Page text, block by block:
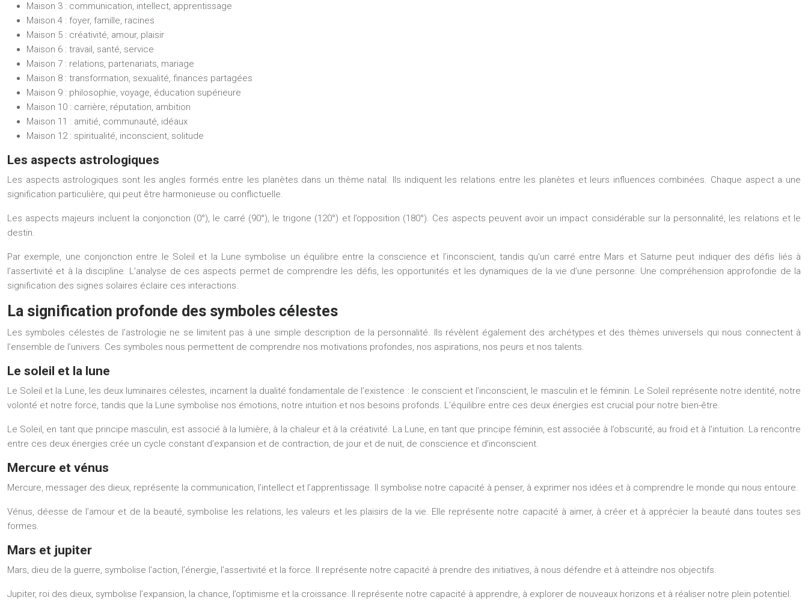
Maison 3 : communication, intellect, apprentissage
Maison 4 : foyer, famille, racines
Maison 5 : créativité, amour, plaisir
Maison 6 : travail, santé, service
Maison 7 : relations, partenariats, mariage
Maison 8 : transformation, sexualité, finances partagées
Maison 9 : philosophie, voyage, éducation supérieure
Maison 10 : carrière, réputation, ambition
Maison 11 : amitié, communauté, idéaux
Maison 12 : spiritualité, inconscient, solitude
Les aspects astrologiques
Les aspects astrologiques sont les angles formés entre les planètes dans un thème natal. Ils indiquent les relations entre les planètes et leurs influences combinées. Chaque aspect a une
signification particulière, qui peut être harmonieuse ou conflictuelle.
Les aspects majeurs incluent la conjonction (0°), le carré (90°), le trigone (120°) et l’opposition (180°). Ces aspects peuvent avoir un impact considérable sur la personnalité, les relations et le
destin.
Par exemple, une conjonction entre le Soleil et la Lune symbolise un équilibre entre la conscience et l’inconscient, tandis qu’un carré entre Mars et Saturne peut indiquer des défis liés à
l’assertivité et à la discipline. L’analyse de ces aspects permet de comprendre les défis, les opportunités et les dynamiques de la vie d’une personne. Une compréhension approfondie de la
signification des signes solaires éclaire ces interactions.
La signification profonde des symboles célestes
Les symboles célestes de l’astrologie ne se limitent pas à une simple description de la personnalité. Ils révèlent également des archétypes et des thèmes universels qui nous connectent à
l’ensemble de l’univers. Ces symboles nous permettent de comprendre nos motivations profondes, nos aspirations, nos peurs et nos talents.
Le soleil et la lune
Le Soleil et la Lune, les deux luminaires célestes, incarnent la dualité fondamentale de l’existence : le conscient et l’inconscient, le masculin et le féminin. Le Soleil représente notre identité, notre
volonté et notre force, tandis que la Lune symbolise nos émotions, notre intuition et nos besoins profonds. L’équilibre entre ces deux énergies est crucial pour notre bien-être.
Le Soleil, en tant que principe masculin, est associé à la lumière, à la chaleur et à la créativité. La Lune, en tant que principe féminin, est associée à l’obscurité, au froid et à l’intuition. La rencontre
entre ces deux énergies crée un cycle constant d’expansion et de contraction, de jour et de nuit, de conscience et d’inconscient.
Mercure et vénus
Mercure, messager des dieux, représente la communication, l’intellect et l’apprentissage. Il symbolise notre capacité à penser, à exprimer nos idées et à comprendre le monde qui nous entoure.
Vénus, déesse de l’amour et de la beauté, symbolise les relations, les valeurs et les plaisirs de la vie. Elle représente notre capacité à aimer, à créer et à apprécier la beauté dans toutes ses
formes.
Mars et jupiter
Mars, dieu de la guerre, symbolise l’action, l’énergie, l’assertivité et la force. Il représente notre capacité à prendre des initiatives, à nous défendre et à atteindre nos objectifs.
Jupiter, roi des dieux, symbolise l’expansion, la chance, l’optimisme et la croissance. Il représente notre capacité à apprendre, à explorer de nouveaux horizons et à réaliser notre plein potentiel.